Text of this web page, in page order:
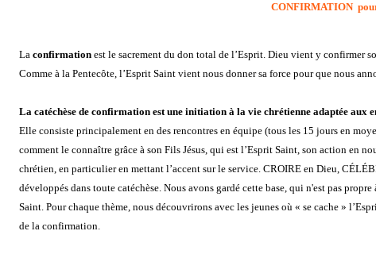
CONFIRMATION
La confirmationest le sacrement du don total de l’Esprit. Dieu vient y confirmer
Comme à la Pentecôte, l’Esprit Saint vient nous donner sa force pour que nous
La catéchèse de confirmation est une initiation à la vie chrétienne adaptée aux
Elle consiste principalement en des rencontres en équipe (tous les 15 jours en
comment le connaître grâce à son Fils Jésus, qui est l’Esprit Saint, son action en
chrétien, en particulier en mettant l’accent sur le service. CROIRE en Dieu,
développés dans toute catéchèse. Nous avons gardé cette base, qui n'est pas
Saint. Pour chaque thème, nous découvrirons avec les jeunes où « se cache »
de la confirmation.